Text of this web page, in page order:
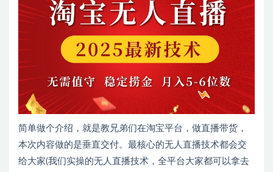
简单做个介绍，就是教兄弟们在淘宝平台，做直播带货，
本次内容做的是垂直交付。最核心的无人直播技术都会交
给大家(我们实操的无人直播技术，全平台大家都可以拿去